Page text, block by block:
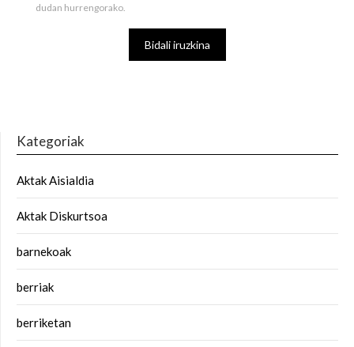
dudan hurrengorako.
Kategoriak
Aktak Aisialdia
Aktak Diskurtsoa
barnekoak
berriak
berriketan